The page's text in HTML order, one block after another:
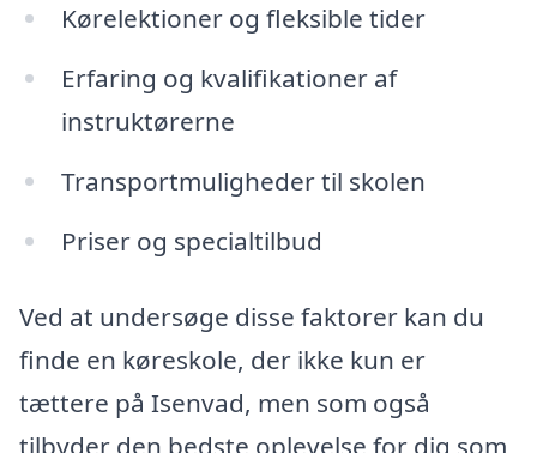
Kørelektioner og fleksible tider
Erfaring og kvalifikationer af
instruktørerne
Transportmuligheder til skolen
Priser og specialtilbud
Ved at undersøge disse faktorer kan du
finde en køreskole, der ikke kun er
tættere på Isenvad, men som også
tilbyder den bedste oplevelse for dig som